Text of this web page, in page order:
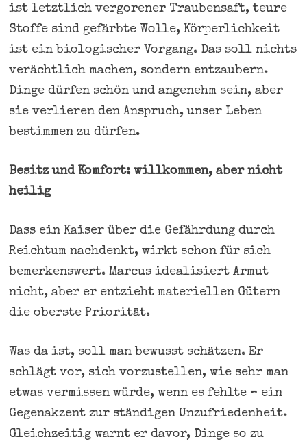
ist letztlich vergorener Traubensaft, teure
Stoffe sind gefärbte Wolle, Körperlichkeit
ist ein biologischer Vorgang. Das soll nichts
verächtlich machen, sondern entzaubern.
Dinge dürfen schön und angenehm sein, aber
sie verlieren den Anspruch, unser Leben
bestimmen zu dürfen.
Besitz und Komfort: willkommen, aber nicht
heilig
Dass ein Kaiser über die Gefährdung durch
Reichtum nachdenkt, wirkt schon für sich
bemerkenswert. Marcus idealisiert Armut
nicht, aber er entzieht materiellen Gütern
die oberste Priorität.
Was da ist, soll man bewusst schätzen. Er
schlägt vor, sich vorzustellen, wie sehr man
etwas vermissen würde, wenn es fehlte – ein
Gegenakzent zur ständigen Unzufriedenheit.
Gleichzeitig warnt er davor, Dinge so zu